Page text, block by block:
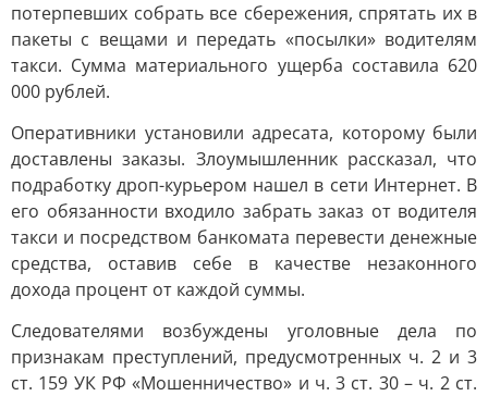
потерпевших собрать все сбережения, спрятать их в
пакеты с вещами и передать «посылки» водителям
такси. Сумма материального ущерба составила 620
000 рублей.
Оперативники установили адресата, которому были
доставлены заказы. Злоумышленник рассказал, что
подработку дроп-курьером нашел в сети Интернет. В
его обязанности входило забрать заказ от водителя
такси и посредством банкомата перевести денежные
средства, оставив себе в качестве незаконного
дохода процент от каждой суммы.
Следователями возбуждены уголовные дела по
признакам преступлений, предусмотренных ч. 2 и 3
ст. 159 УК РФ «Мошенничество» и ч. 3 ст. 30 – ч. 2 ст.